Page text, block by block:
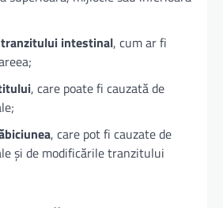
intestinal, cum ar fi
, care poate fi cauzată de
, care pot fi cauzate de
și de modificările tranzitului